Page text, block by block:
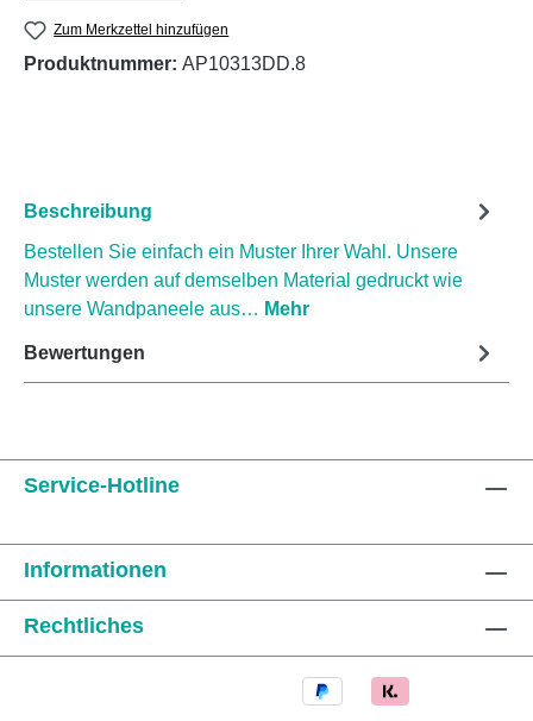
Zum Merkzettel hinzufügen
Produktnummer: AP10313DD.8
Beschreibung
Bestellen Sie einfach ein Muster Ihrer Wahl. Unsere
Muster werden auf demselben Material gedruckt wie
unsere Wandpaneele aus… Mehr
Bewertungen
Service-Hotline
Informationen
Rechtliches